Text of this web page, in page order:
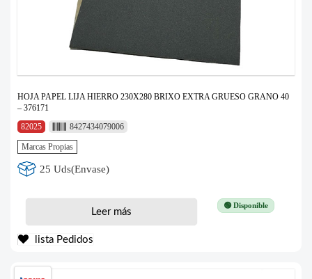
HOJA PAPEL LIJA HIERRO 230X280 BRIXO EXTRA GRUESO GRANO 40
– 376171
82025
8427434079006
Marcas Propias
25 Uds(Envase)
🟢 Disponible
Leer más
lista Pedidos